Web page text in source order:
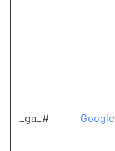
_ga_# Google